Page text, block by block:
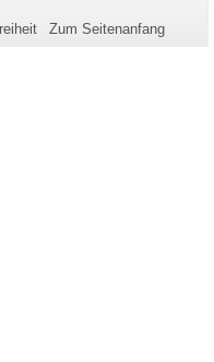
Zum Seitenanfang